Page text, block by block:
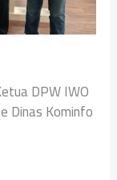
DPW IWO
Dinas Kominfo